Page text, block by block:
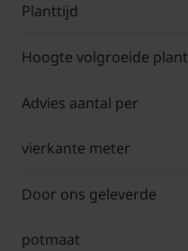
Planttijd
Hoogte volgroeide plant
Advies aantal per
vierkante meter
Door ons geleverde
potmaat